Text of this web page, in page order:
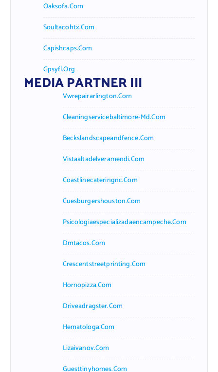
Oaksofa.com
Soultacohtx.com
Capishcaps.com
Gpsyfl.org
MEDIA PARTNER III
Vwrepairarlington.com
Cleaningservicebaltimore-Md.com
Beckslandscapeandfence.com
Vistaaltadelveramendi.com
Coastlinecateringnc.com
Cuesburgershouston.com
Psicologiaespecializadaencampeche.com
Dmtacos.com
Crescentstreetprinting.com
Hornopizza.com
Driveadragster.com
Hematologa.com
Lizaivanov.com
Guesttinyhomes.com